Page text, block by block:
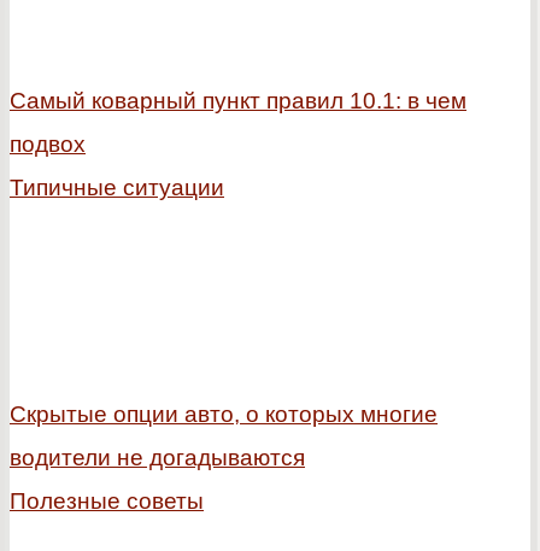
Самый коварный пункт правил 10.1: в чем
подвох
Типичные ситуации
Скрытые опции авто, о которых многие
водители не догадываются
Полезные советы